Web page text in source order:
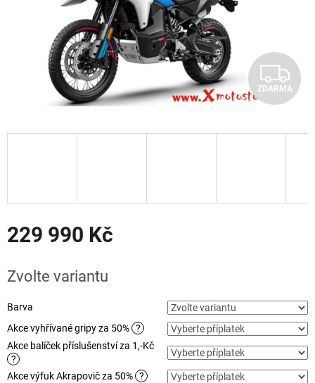
Z
D
A
ZDARMA
229 990 Kč
cena:
Zvolte variantu
Barva
Akce vyhřívané gripy za 50% ?
Akce balíček příslušenství za 1,-Kč
?
Akce výfuk Akrapovič za 50% ?